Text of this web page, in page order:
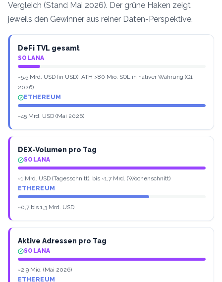
Vergleich (Stand Mai 2026). Der grüne Haken zeigt
jeweils den Gewinner aus reiner Daten-Perspektive.
DeFi TVL gesamt
SOLANA
~5,5 Mrd. USD (in USD), ATH >80 Mio. SOL in nativer Währung (Q1
2026)
ETHEREUM
~45 Mrd. USD (Mai 2026)
DEX-Volumen pro Tag
SOLANA
~1 Mrd. USD (Tagesschnitt), bis ~1,7 Mrd. (Wochenschnitt)
ETHEREUM
~0,7 bis 1,3 Mrd. USD
Aktive Adressen pro Tag
SOLANA
~2,9 Mio. (Mai 2026)
ETHEREUM